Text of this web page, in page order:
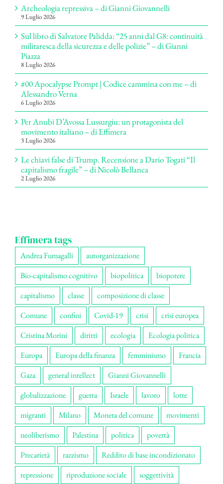
Archeologia repressiva – di Gianni Giovannelli
9 Luglio 2026
Sul libro di Salvatore Palidda: “25 anni dal G8: continuità
militaresca della sicurezza e delle polizie” – di Gianni
Piazza
8 Luglio 2026
#00 Apocalypse Prompt | Codice cammina con me – di
Alessandro Verna
6 Luglio 2026
Per Anubi D’Avossa Lussurgiu: un protagonista del
movimento italiano – di Effimera
3 Luglio 2026
Le chiavi false di Trump. Recensione a Dario Togati “Il
capitalismo fragile” – di Nicolò Bellanca
2 Luglio 2026
Effimera tags
Andrea Fumagalli
autorganizzazione
Bio-capitalismo cognitivo
biopolitica
biopotere
capitalismo
classe
composizione di classe
Comune
confini Covid-19 crisi
crisi europea
Cristina Morini
diritti ecologia
Ecologia politica
Europa
Europa della finanza femminismo
Francia
Gaza
general intellect
Gianni Giovannelli
globalizzazione
guerra Israele lavoro
lotte
migranti
Milano Moneta del comune
movimenti
neoliberismo
Palestina politica
povertà
Precarietà
razzismo
Reddito di base incondizionato
repressione
riproduzione sociale soggettività